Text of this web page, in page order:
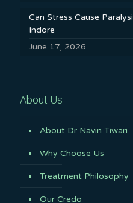
Can Stress Cause
Indore
June 17, 2026
About Us
About Dr Navin Tiwari
Why Choose Us
Treatment Philosophy
Our Credo